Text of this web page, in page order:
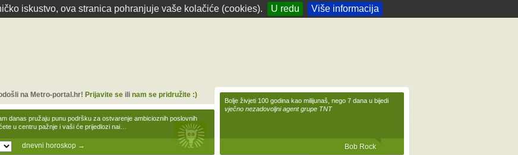
iskustvo, ova stranica pohranjuje vaše kolačiće (cookies). U redu Više informacija
dnevni horoskop →
danas pružaju punu podršku za ostvarenje ambicioznih poslovnih
u centru pažnje i vaši će prijedlozi nai…
na Metro-portal.hr! Prijavite seili nam se pridružite :)
Bolje živjeti 100 godina kao milijunaš, nego 7 dana u bijedi
vječno nezadovoljni agent grupe TNT
Bob Rock